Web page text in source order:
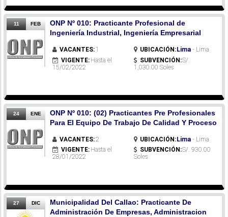
11 FEB
ONP Nº 010: Practicante Profesional de
Ingeniería Industrial, Ingeniería Empresarial
VACANTES: 1 UBICACIÓN: Lima - Lima
VIGENTE: Hasta el
15/02/2022
SUBVENCIÓN:S/.
1,030.00 Soles
24 ENE
ONP Nº 010: (02) Practicantes Pre Profesionales
Para El Equipo De Trabajo De Calidad Y Proceso
VACANTES:2 UBICACIÓN:Lima - Lima
VIGENTE: Hasta el
28/01/2022
SUBVENCIÓN:S/. 930.00
Soles
27 DIC
Municipalidad Del Callao: Practicante De
Administración De Empresas, Administracion